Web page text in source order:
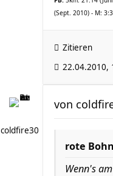
(Sept. 2010) - M:
Zitieren
22.04.2010,
coldfire30
von
rote
Wenn's